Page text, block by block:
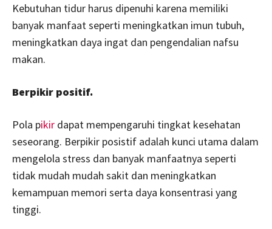
Kebutuhan tidur harus dipenuhi karena memiliki
banyak manfaat seperti meningkatkan imun tubuh,
meningkatkan daya ingat dan pengendalian nafsu
makan.
Berpikir positif.
Pola pikir dapat mempengaruhi tingkat kesehatan
seseorang. Berpikir posistif adalah kunci utama dalam
mengelola stress dan banyak manfaatnya seperti
tidak mudah mudah sakit dan meningkatkan
kemampuan memori serta daya konsentrasi yang
tinggi.